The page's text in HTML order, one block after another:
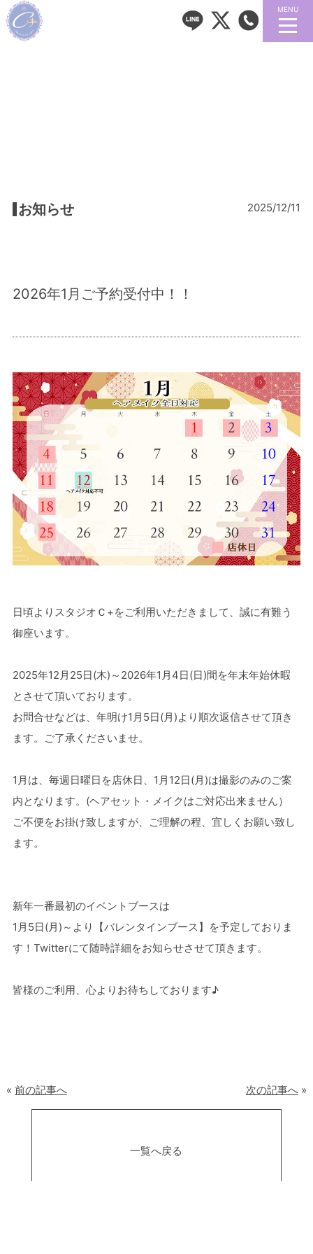
MENU
お知らせ 2025/12/11
2026年1月ご予約受付中！！
日頃よりスタジオＣ+をご利用いただきまして、誠に有難う
御座います。
2025年12月25日(木)～2026年1月4日(日)間を年末年始休暇
とさせて頂いております。
お問合せなどは、年明け1月5日(月)より順次返信させて頂き
ます。ご了承くださいませ。
1月は、毎週日曜日を店休日、1月12日(月)は撮影のみのご案
内となります。(ヘアセット・メイクはご対応出来ません）
ご不便をお掛け致しますが、ご理解の程、宜しくお願い致し
ます。
新年一番最初のイベントブースは
1月5日(月)～より【バレンタインブース】を予定しておりま
す！Twitterにて随時詳細をお知らせさせて頂きます。
皆様のご利用、心よりお待ちしております♪
« 前の記事へ 次の記事へ »
一覧へ戻る